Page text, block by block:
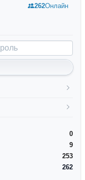
262Онлайн
0
9
253
262